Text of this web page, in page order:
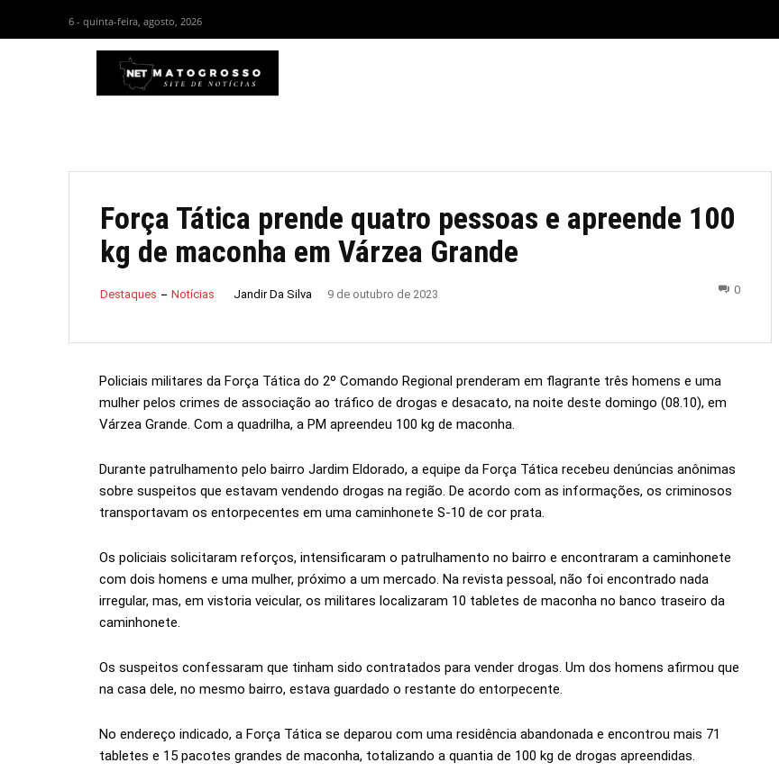
6 - quinta-feira, agosto, 2026
Força Tática prende quatro pessoas e apreende 100
kg de maconha em Várzea Grande
Destaques Notícias Jandir Da Silva 9 de outubro de 2023 0
Policiais militares da Força Tática do 2º Comando Regional prenderam em flagrante três homens e uma
mulher pelos crimes de associação ao tráfico de drogas e desacato, na noite deste domingo (08.10), em
Várzea Grande. Com a quadrilha, a PM apreendeu 100 kg de maconha.
Durante patrulhamento pelo bairro Jardim Eldorado, a equipe da Força Tática recebeu denúncias anônimas
sobre suspeitos que estavam vendendo drogas na região. De acordo com as informações, os criminosos
transportavam os entorpecentes em uma caminhonete S-10 de cor prata.
Os policiais solicitaram reforços, intensificaram o patrulhamento no bairro e encontraram a caminhonete
com dois homens e uma mulher, próximo a um mercado. Na revista pessoal, não foi encontrado nada
irregular, mas, em vistoria veicular, os militares localizaram 10 tabletes de maconha no banco traseiro da
caminhonete.
Os suspeitos confessaram que tinham sido contratados para vender drogas. Um dos homens afirmou que
na casa dele, no mesmo bairro, estava guardado o restante do entorpecente.
No endereço indicado, a Força Tática se deparou com uma residência abandonada e encontrou mais 71
tabletes e 15 pacotes grandes de maconha, totalizando a quantia de 100 kg de drogas apreendidas.